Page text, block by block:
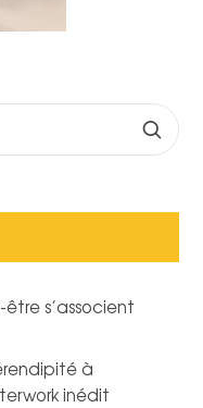
s’associent
à
inédit